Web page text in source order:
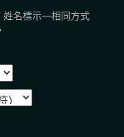
姓名標示—相同方式